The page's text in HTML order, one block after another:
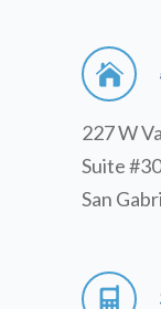
227 W
Suite
San